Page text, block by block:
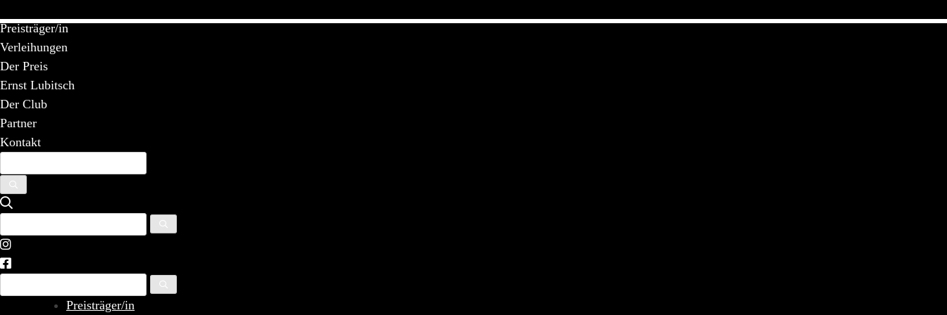
to
content
Preisträger/in
Verleihungen
Der Preis
Ernst Lubitsch
Der Club
Partner
Kontakt
Preisträger/in